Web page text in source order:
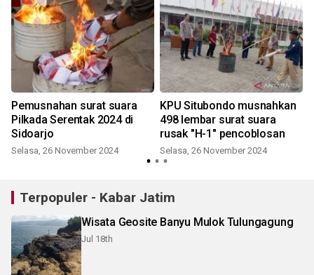
Pemusnahan surat suara
Pilkada Serentak 2024 di
Sidoarjo
Selasa, 26 November 2024
KPU Situbondo musnahkan
498 lembar surat suara
rusak "H-1" pencoblosan
Selasa, 26 November 2024
Terpopuler - Kabar Jatim
Wisata Geosite Banyu Mulok Tulungagung
Jul 18th